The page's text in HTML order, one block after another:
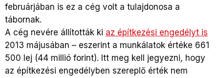
februárjában is ez a cég volt a tulajdonosa a
tábornak.
A cég nevére állították ki az építkezési engedélyt is
2013 májusában – eszerint a munkálatok értéke 661
500 lej (44 millió forint). Itt meg kell jegyezni, hogy
az építkezési engedélyben szereplő érték nem